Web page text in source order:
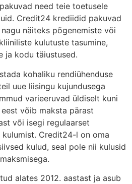
need teie toetusele
Credit24 krediidid pakuvad
näiteks põgenemiste või
kulutuste tasumine,
ja kodu täiustused.
kohaliku rendiühenduse
uue liisingu kujundusega
varieeruvad üldiselt kuni
võib maksta pärast
või isegi regulaarset
Credit24-l on oma
kulud, seal pole nii kulusid
alates 2012. aastast ja asub